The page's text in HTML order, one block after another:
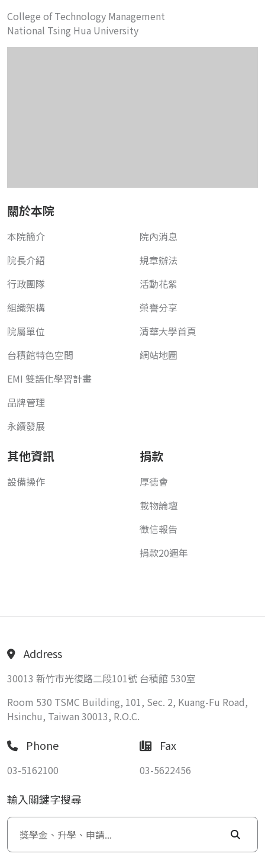
College of Technology Management
National Tsing Hua University
關於本院
本院簡介
院長介紹
行政團隊
組織架構
院屬單位
台積館特色空間
EMI 雙語化學習計畫
品牌管理
永續發展
院內消息
規章辦法
活動花絮
榮譽分享
清華大學首頁
網站地圖
其他資訊
設備操作
捐款
厚德會
載物論壇
徵信報告
捐款20週年
Address
30013 新竹市光復路二段101號 台積館 530室
Room 530 TSMC Building, 101, Sec. 2, Kuang-Fu Road,
Hsinchu, Taiwan 30013, R.O.C.
Phone
03-5162100
Fax
03-5622456
輸入關鍵字搜尋